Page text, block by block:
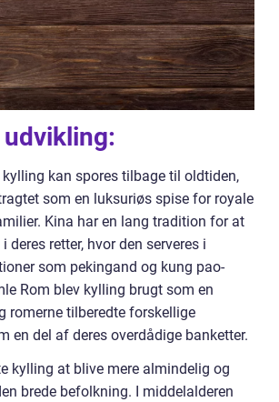
kan spores tilbage til oldtiden,
som en luksuriøs spise for royale
Kina har en lang tradition for at
deres retter, hvor den serveres i
som pekingand og kung pao-
Rom blev kylling brugt som en
romerne tilberedte forskellige
en del af deres overdådige banketter.
kylling at blive mere almindelig og
brede befolkning. I middelalderen